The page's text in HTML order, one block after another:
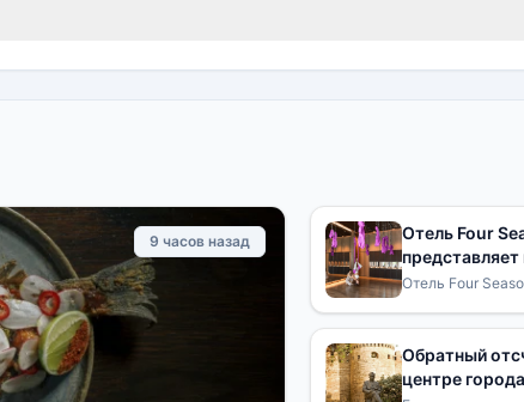
9 часов назад
Отель Four
подростков
Отель Four
Обратный
центре